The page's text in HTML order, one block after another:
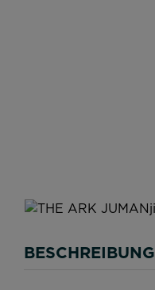
BESCHREIBUNG